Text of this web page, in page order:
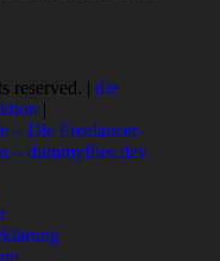
reserved. | die
|
– Die Freelancer-
– dummyfiles.dev